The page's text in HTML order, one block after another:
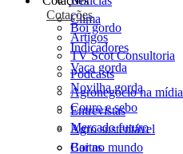
Clima
Artigos
TV Scot Consultoria
Podcasts
Agronegócio na mídia
Entrevistas
Agro sustentável
Cartas
Cotações
Boi gordo
Indicadores
Vaca gorda
Novilha gorda
Couro e sebo
Mercado futuro
Boi no mundo